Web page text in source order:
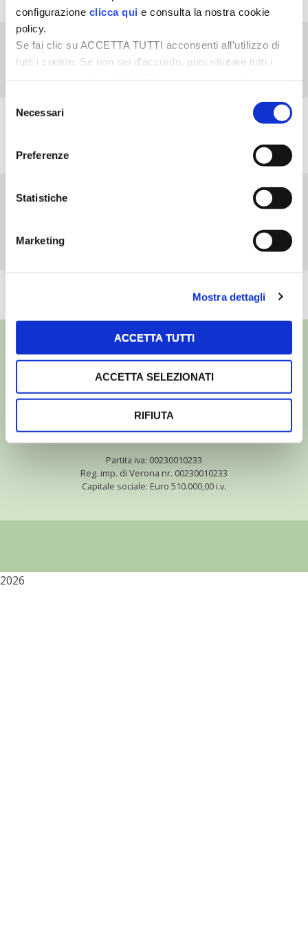
configurazione clicca qui e consulta la nostra cookie
policy.
Se fai clic su ACCETTA TUTTI acconsenti all’utilizzo di
tutti i cookie. Se non sei d’accordo, puoi rifiutare tutti i
desideri accettare e cliccando ACCETTA SELEZIONATI.
delNecessari
Preferenze
Statistiche
Marketing
Mostra dettagli
ACCETTA TUTTI
ACCETTA SELEZIONATI
RIFIUTA
La Nuova Millenaria
Fiera di Sant’Alessandro
VEDI L'ARCHIVIO COMPLETO
©- Tutti i diritti riservati
via Bencivenga-Biondani, 16
37133 Verona - Italia
Partita iva: 00230010233
Reg. imp. di Verona nr. 00230010233
Capitale sociale: Euro 510.000,00 i.v.
2026